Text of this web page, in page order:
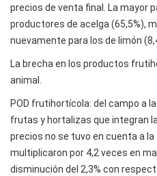
precios de venta final. La mayor
productores de acelga (65,5%),
nuevamente para los de limón
La brecha en los productos
animal.
POD frutihortícola: del campo a
frutas y hortalizas que integran
precios no se tuvo en cuenta a
multiplicaron por 4,2 veces en
disminución del 2,3% con